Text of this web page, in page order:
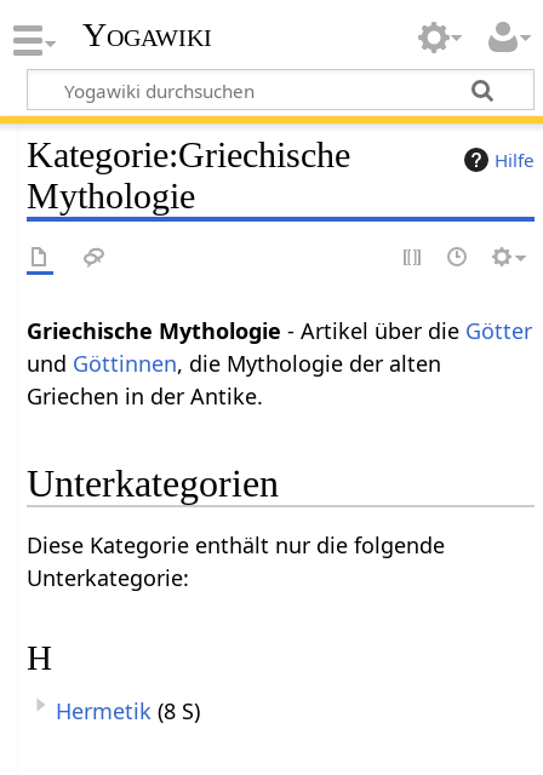
Yogawiki
Hilfe
Kategorie:Griechische
Mythologie
Griechische Mythologie - Artikel über die Götter
und Göttinnen, die Mythologie der alten
Griechen in der Antike.
Unterkategorien
Diese Kategorie enthält nur die folgende
Unterkategorie:
H
Hermetik (8 S)